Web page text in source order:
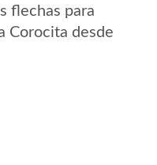
flechas para
Corocita desde